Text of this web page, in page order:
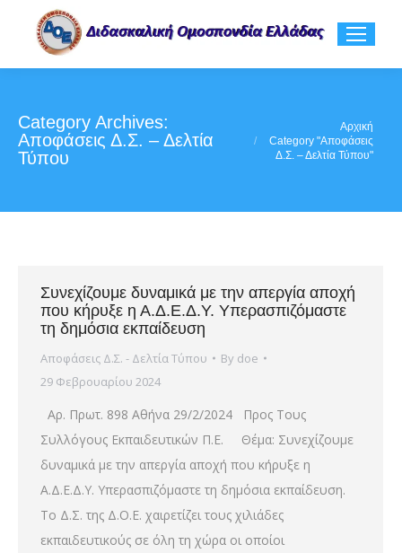
Category Archives:
Αποφάσεις Δ.Σ. – Δελτία
Τύπου
Αρχική
Category "Αποφάσεις
Δ.Σ. – Δελτία Τύπου"
Συνεχίζουμε δυναμικά με την απεργία αποχή
που κήρυξε η Α.Δ.Ε.Δ.Υ. Υπερασπιζόμαστε
τη δημόσια εκπαίδευση
Αποφάσεις Δ.Σ. - Δελτία Τύπου By doe
29 Φεβρουαρίου 2024
Αρ. Πρωτ. 898 Αθήνα 29/2/2024 Προς Τους
Συλλόγους Εκπαιδευτικών Π.Ε. Θέμα: Συνεχίζουμε
δυναμικά με την απεργία αποχή που κήρυξε η
Α.Δ.Ε.Δ.Υ. Υπερασπιζόμαστε τη δημόσια εκπαίδευση.
Το Δ.Σ. της Δ.Ο.Ε. χαιρετίζει τους χιλιάδες
εκπαιδευτικούς σε όλη τη χώρα οι οποίοι